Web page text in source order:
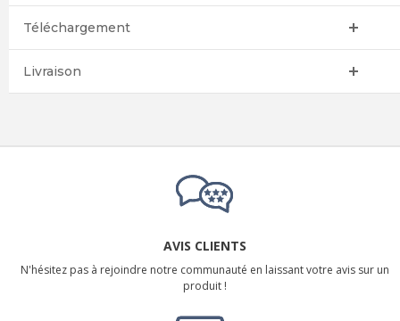
Téléchargement
Livraison
AVIS CLIENTS
N'hésitez pas à rejoindre notre communauté en laissant votre avis sur un
produit !